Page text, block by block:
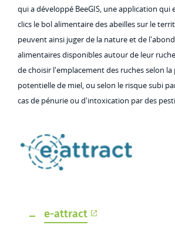
qui a développé BeeGIS, une application qui
clics le bol alimentaire des abeilles sur le
peuvent ainsi juger de la nature et de
alimentaires disponibles autour de leur
de choisir l'emplacement des ruches selon
potentielle de miel, ou selon le risque subi
cas de pénurie ou d'intoxication par des
e-attract